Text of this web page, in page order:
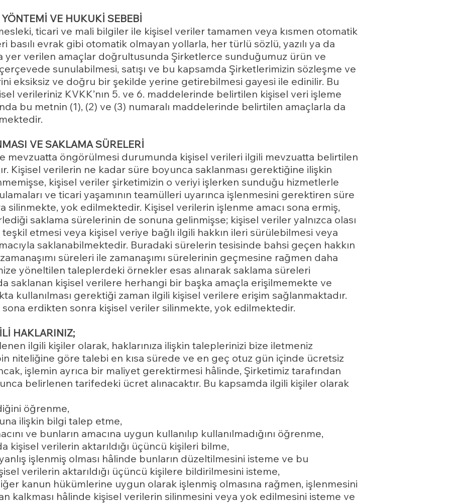
VE HUKUKİ SEBEBİ
ticari ve mali bilgiler ile kişisel veriler tamamen veya kısmen otomatik
evrak gibi otomatik olmayan yollarla, her türlü sözlü, yazılı ya da
yer verilen amaçlar doğrultusunda Şirketlerce sunduğumuz ürün ve
sunulabilmesi, satışı ve bu kapsamda Şirketlerimizin sözleşme ve
eksiksiz ve doğru bir şekilde yerine getirebilmesi gayesi ile edinilir. Bu
verileriniz KVKK’nın 5. ve 6. maddelerinde belirtilen kişisel veri işleme
bu metnin (1), (2) ve (3) numaralı maddelerinde belirtilen amaçlarla da
VE SAKLAMA SÜRELERİ
mevzuatta öngörülmesi durumunda kişisel verileri ilgili mevzuatta belirtilen
Kişisel verilerin ne kadar süre boyunca saklanması gerektiğine ilişkin
kişisel veriler şirketimizin o veriyi işlerken sunduğu hizmetlerle
ve ticari yaşamının teamülleri uyarınca işlenmesini gerektiren süre
silinmekte, yok edilmektedir. Kişisel verilerin işlenme amacı sona ermiş,
saklama sürelerinin de sonuna gelinmişse; kişisel veriler yalnızca olası
etmesi veya kişisel veriye bağlı ilgili hakkın ileri sürülebilmesi veya
saklanabilmektedir. Buradaki sürelerin tesisinde bahsi geçen hakkın
süreleri ile zamanaşımı sürelerinin geçmesine rağmen daha
yöneltilen taleplerdeki örnekler esas alınarak saklama süreleri
saklanan kişisel verilere herhangi bir başka amaçla erişilmemekte ve
kullanılması gerektiği zaman ilgili kişisel verilere erişim sağlanmaktadır.
erdikten sonra kişisel veriler silinmekte, yok edilmektedir.
HAKLARINIZ;
ilgili kişiler olarak, haklarınıza ilişkin taleplerinizi bize iletmeniz
niteliğine göre talebi en kısa sürede ve en geç otuz gün içinde ücretsiz
işlemin ayrıca bir maliyet gerektirmesi hâlinde, Şirketimiz tarafından
belirlenen tarifedeki ücret alınacaktır. Bu kapsamda ilgili kişiler olarak
öğrenme,
ilişkin bilgi talep etme,
ve bunların amacına uygun kullanılıp kullanılmadığını öğrenme,
kişisel verilerin aktarıldığı üçüncü kişileri bilme,
işlenmiş olması hâlinde bunların düzeltilmesini isteme ve bu
verilerin aktarıldığı üçüncü kişilere bildirilmesini isteme,
kanun hükümlerine uygun olarak işlenmiş olmasına rağmen, işlenmesini
kalkması hâlinde kişisel verilerin silinmesini veya yok edilmesini isteme ve